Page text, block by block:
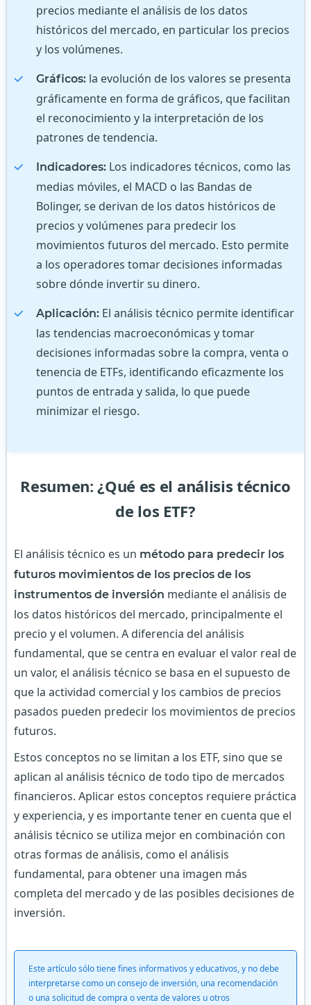
precios mediante el análisis de los datos
históricos del mercado, en particular los precios
y los volúmenes.
Gráficos: la evolución de los valores se presenta
gráficamente en forma de gráficos, que facilitan
el reconocimiento y la interpretación de los
patrones de tendencia.
Indicadores: Los indicadores técnicos, como las
medias móviles, el MACD o las Bandas de
Bolinger, se derivan de los datos históricos de
precios y volúmenes para predecir los
movimientos futuros del mercado. Esto permite
a los operadores tomar decisiones informadas
sobre dónde invertir su dinero.
Aplicación: El análisis técnico permite identificar
las tendencias macroeconómicas y tomar
decisiones informadas sobre la compra, venta o
tenencia de ETFs, identificando eficazmente los
puntos de entrada y salida, lo que puede
minimizar el riesgo.
Resumen: ¿Qué es el análisis técnico
de los ETF?
El análisis técnico es un método para predecir los
futuros movimientos de los precios de los
instrumentos de inversión mediante el análisis de
los datos históricos del mercado, principalmente el
precio y el volumen. A diferencia del análisis
fundamental, que se centra en evaluar el valor real de
un valor, el análisis técnico se basa en el supuesto de
que la actividad comercial y los cambios de precios
pasados pueden predecir los movimientos de precios
futuros.
Estos conceptos no se limitan a los ETF, sino que se
aplican al análisis técnico de todo tipo de mercados
financieros. Aplicar estos conceptos requiere práctica
y experiencia, y es importante tener en cuenta que el
análisis técnico se utiliza mejor en combinación con
otras formas de análisis, como el análisis
fundamental, para obtener una imagen más
completa del mercado y de las posibles decisiones de
inversión.
Este artículo sólo tiene fines informativos y educativos, y no debe
interpretarse como un consejo de inversión, una recomendación
o una solicitud de compra o venta de valores u otros